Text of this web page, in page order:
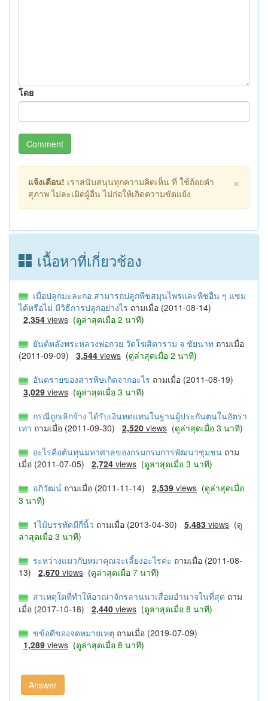
โดย
Comment
×
แจ้งเตือน! เราสนับสนุนทุกความคิดเห็น ที่ ใช้ถ้อยคำ
สุภาพ ไม่ละเมิดผู้อื่น ไม่ก่อให้เกิดความขัดแย้ง
เนื้อหาที่เกี่ยวช้อง
เมื่อปลูกมะละกอ สามารถปลูกพืชสมุนไพรและพืชอื่น ๆ แซม
ได้หรือไม่ มีวิธีการปลูกอย่างไร ถามเมื่อ (2011-08-14)
2,354 views (ดูล่าสุดเมื่อ 2 นาที)
ยันต์หลังพระหลวงพ่อกวย วัดโฆสิตาราม จ ชัยนาท ถามเมื่อ
(2011-09-09) 3,544 views (ดูล่าสุดเมื่อ 2 นาที)
อันตรายของสารพิษเกิดจากอะไร ถามเมื่อ (2011-08-19)
3,029 views (ดูล่าสุดเมื่อ 3 นาที)
กรณีถูกเลิกจ้าง ได้รับเงินทดแทนในฐานผู้ประกันตนในอัตรา
เท่า ถามเมื่อ (2011-09-30) 2,520 views (ดูล่าสุดเมื่อ 3 นาที)
อะไรคือต้นทุนมหาศาลของกรมกรมการพัฒนาชุมชน ถาม
เมื่อ (2011-07-05) 2,724 views (ดูล่าสุดเมื่อ 3 นาที)
อภิวัฒน์ ถามเมื่อ (2011-11-14) 2,539 views (ดูล่าสุดเมื่อ
3 นาที)
1ไม้บรรทัดมีกี่นิ้ว ถามเมื่อ (2013-04-30) 5,483 views (ดู
ล่าสุดเมื่อ 3 นาที)
ระหว่างแมวกับหมาคุณจะเลี้ยงอะไรค่ะ ถามเมื่อ (2011-08-
13) 2,670 views (ดูล่าสุดเมื่อ 7 นาที)
สาเหตุใดที่ทำให้อาณาจักรลานนาเสื่อมอำนาจในที่สุด ถาม
เมื่อ (2017-10-18) 2,440 views (ดูล่าสุดเมื่อ 8 นาที)
ขข้อดีของจดหมายเหตุ ถามเมื่อ (2019-07-09)
1,289 views (ดูล่าสุดเมื่อ 8 นาที)